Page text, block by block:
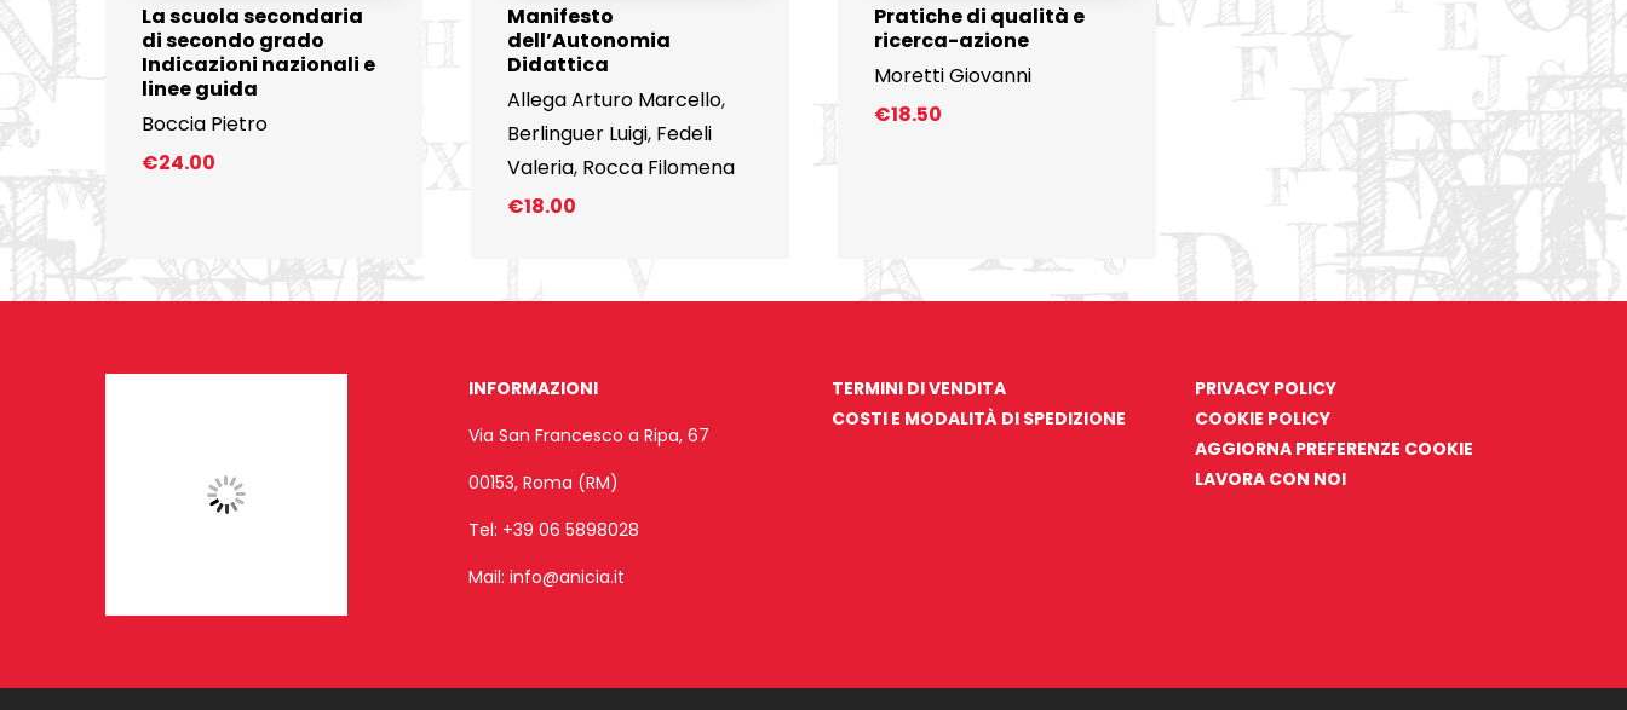
La scuola secondaria
di secondo grado
Indicazioni nazionali e
linee guida
Boccia Pietro
€24.00
Manifesto
dell’Autonomia
Didattica
Allega Arturo Marcello,
Berlinguer Luigi, Fedeli
Valeria, Rocca Filomena
€18.00
Pratiche di qualità e
ricerca-azione
Moretti Giovanni
€18.50
INFORMAZIONI
Via San Francesco a Ripa, 67
00153, Roma (RM)
Tel: +39 06 5898028
Mail: info@anicia.it
TERMINI DI VENDITA
COSTI E MODALITÀ DI SPEDIZIONE
PRIVACY POLICY
COOKIE POLICY
AGGIORNA PREFERENZE COOKIE
LAVORA CON NOI